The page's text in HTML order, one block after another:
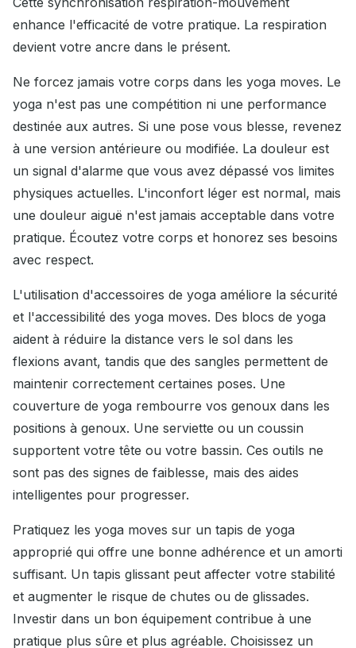
enhance l'efficacité de votre pratique. La respiration
devient votre ancre dans le présent.
Ne forcez jamais votre corps dans les yoga moves. Le
yoga n'est pas une compétition ni une performance
destinée aux autres. Si une pose vous blesse, revenez
à une version antérieure ou modifiée. La douleur est
un signal d'alarme que vous avez dépassé vos limites
physiques actuelles. L'inconfort léger est normal, mais
une douleur aiguë n'est jamais acceptable dans votre
pratique. Écoutez votre corps et honorez ses besoins
avec respect.
L'utilisation d'accessoires de yoga améliore la sécurité
et l'accessibilité des yoga moves. Des blocs de yoga
aident à réduire la distance vers le sol dans les
flexions avant, tandis que des sangles permettent de
maintenir correctement certaines poses. Une
couverture de yoga rembourre vos genoux dans les
positions à genoux. Une serviette ou un coussin
supportent votre tête ou votre bassin. Ces outils ne
sont pas des signes de faiblesse, mais des aides
intelligentes pour progresser.
Pratiquez les yoga moves sur un tapis de yoga
approprié qui offre une bonne adhérence et un amorti
suffisant. Un tapis glissant peut affecter votre stabilité
et augmenter le risque de chutes ou de glissades.
Investir dans un bon équipement contribue à une
pratique plus sûre et plus agréable. Choisissez un